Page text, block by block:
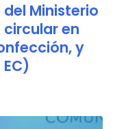
Ministerio
en
y